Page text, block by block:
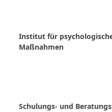
Institut für
Maßnahmen
Schulungs- und